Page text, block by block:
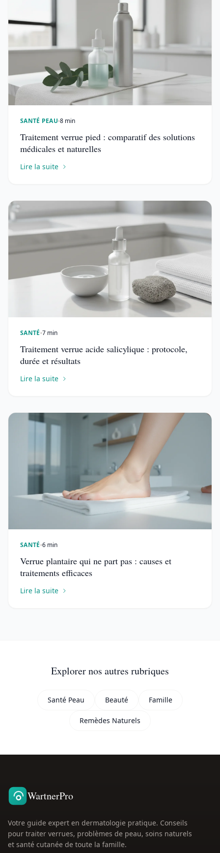
SANTÉ PEAU 8 min
Traitement verrue pied : comparatif des solutions
médicales et naturelles
Lire la suite
SANTÉ 7 min
Traitement verrue acide salicylique : protocole,
durée et résultats
Lire la suite
SANTÉ 6 min
Verrue plantaire qui ne part pas : causes et
traitements efficaces
Lire la suite
Explorer nos autres rubriques
Santé Peau Beauté Famille
Remèdes Naturels
WartnerPro
Votre guide expert en dermatologie pratique. Conseils
pour traiter verrues, problèmes de peau, soins naturels
et santé cutanée de toute la famille.